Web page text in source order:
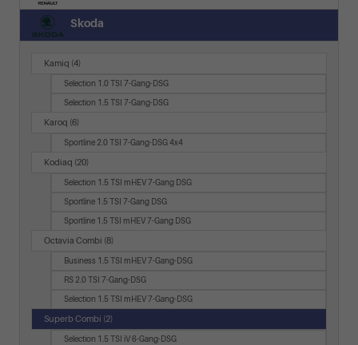
Skoda
Kamiq (4)
Selection 1.0 TSI 7-Gang-DSG
Selection 1.5 TSI 7-Gang-DSG
Karoq (6)
Sportline 2.0 TSI 7-Gang-DSG 4x4
Kodiaq (20)
Selection 1.5 TSI mHEV 7-Gang DSG
Sportline 1.5 TSI 7-Gang DSG
Sportline 1.5 TSI mHEV 7-Gang DSG
Octavia Combi (8)
Business 1.5 TSI mHEV 7-Gang-DSG
RS 2.0 TSI 7-Gang-DSG
Selection 1.5 TSI mHEV 7-Gang-DSG
Superb Combi (2)
Selection 1.5 TSI iV 6-Gang-DSG